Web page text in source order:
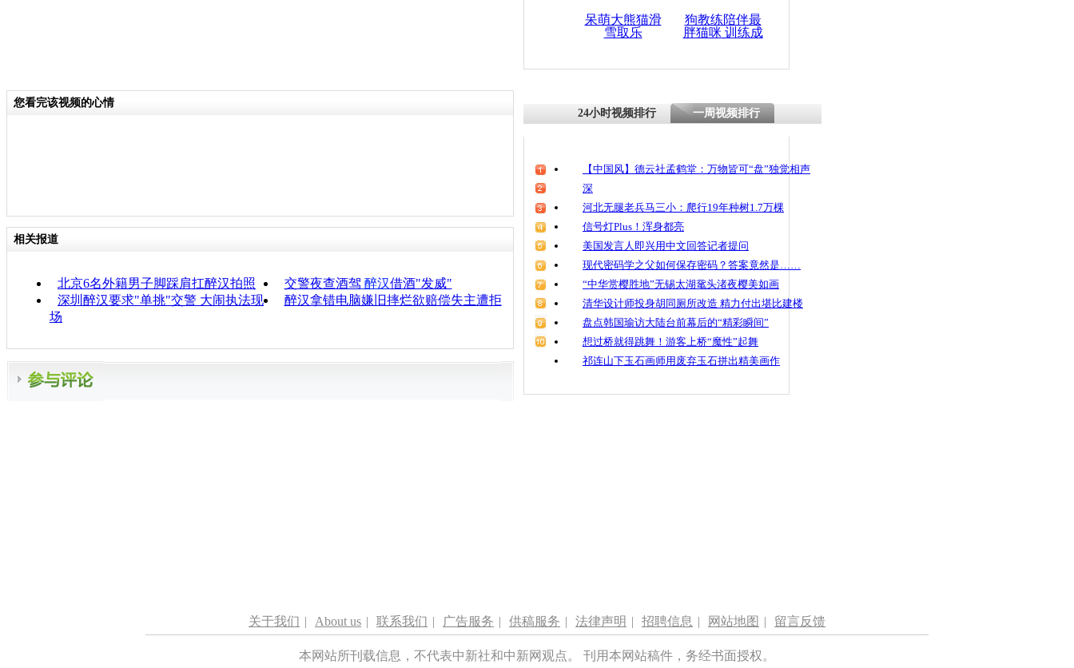
呆萌大熊猫滑
雪取乐
狗教练陪伴最
胖猫咪 训练成
您看完该视频的心情
相关报道
北京6名外籍男子脚踩肩扛醉汉拍照 交警夜查酒驾 醉汉借酒"发威"
深圳醉汉要求"单挑"交警 大闹执法现
场
醉汉拿错电脑嫌旧摔烂欲赔偿失主遭拒
24小时视频排行 一周视频排行
【中国风】德云社孟鹤堂：万物皆可“盘”独觉相声
深
河北无腿老兵马三小：爬行19年种树1.7万棵
信号灯Plus！浑身都亮
美国发言人即兴用中文回答记者提问
现代密码学之父如何保存密码？答案竟然是……
“中华赏樱胜地”无锡太湖鼋头渚夜樱美如画
清华设计师投身胡同厕所改造 精力付出堪比建楼
盘点韩国瑜访大陆台前幕后的“精彩瞬间”
想过桥就得跳舞！游客上桥“魔性”起舞
祁连山下玉石画师用废弃玉石拼出精美画作
关于我们 | About us | 联系我们 | 广告服务 | 供稿服务 | 法律声明 | 招聘信息 | 网站地图 | 留言反馈
本网站所刊载信息，不代表中新社和中新网观点。 刊用本网站稿件，务经书面授权。